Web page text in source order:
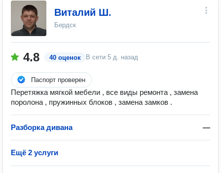
Виталий Ш.
Бердск
4.8 40 оценок В сети 5 д. назад
Паспорт проверен
Перетяжка мягкой мебели , все виды ремонта , замена
поролона , пружинных блоков , замена замков .
Разборка дивана —
Ещё 2 услуги